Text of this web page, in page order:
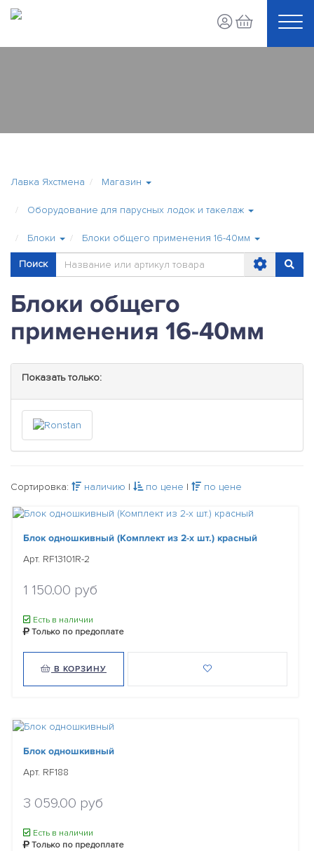
Лавка Яхстмена Магазин
Оборудование для парусных лодок и такелаж
Блоки Блоки общего применения 16-40мм
Поиск
Блоки общего
применения 16-40мм
Показать только:
Сортировка: наличию | по цене | по цене
Блок одношкивный (Комплект из 2-х шт.) красный
Арт. RF13101R-2
1 150.00 руб
Есть в наличии
Только по предоплате
В КОРЗИНУ
Блок одношкивный
Арт. RF188
3 059.00 руб
Есть в наличии
Только по предоплате